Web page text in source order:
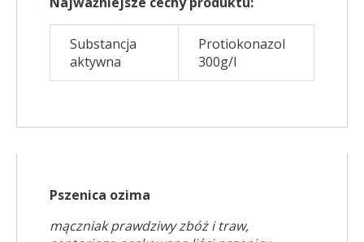
Substancja
aktywna
Protiokonazol
300g/l
Pszenica ozima
mączniak prawdziwy zbóż i traw,